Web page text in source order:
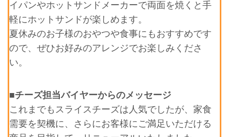
イパンやホットサンドメーカーで両面を焼くと手
軽にホットサンドが楽しめます。
夏休みのお子様のおやつや食事にもおすすめです
ので、ぜひお好みのアレンジでお楽しみくださ
い。
■チーズ担当バイヤーからのメッセージ
これまでもスライスチーズは人気でしたが、家食
需要を契機に、さらにお客様にご満足いただける